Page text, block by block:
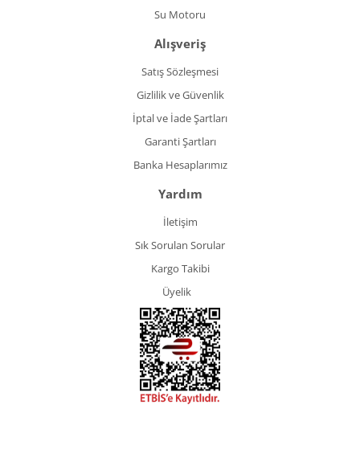
Su Motoru
Alışveriş
Satış Sözleşmesi
Gizlilik ve Güvenlik
İptal ve İade Şartları
Garanti Şartları
Banka Hesaplarımız
Yardım
İletişim
Sık Sorulan Sorular
Kargo Takibi
Üyelik